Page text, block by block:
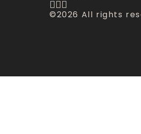
©2026 All rights